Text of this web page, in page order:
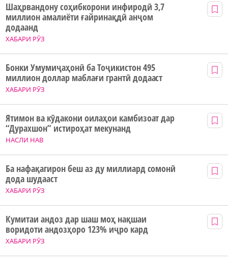
ХАБАРИ РӮЗ
Шаҳрвандону соҳибкорони инфиродӣ 3,7
миллион амалиёти ғайринақдӣ анҷом
додаанд
ХАБАРИ РӮЗ
Бонки Умумиҷаҳонӣ ба Тоҷикистон 495
миллион доллар маблағи грантӣ додааст
НАСЛИ НАВ
Ятимон ва кӯдакони оилаҳои камбизоат дар
“Дурахшон” истироҳат мекунанд
ХАБАРИ РӮЗ
Ба нафақагирон беш аз ду миллиард сомонӣ
дода шудааст
ХАБАРИ РӮЗ
Кумитаи андоз дар шаш моҳ нақшаи
воридоти андозҳоро 123% иҷро кард